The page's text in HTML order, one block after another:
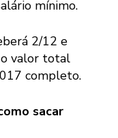
mínimo.
2/12 e
o valor total
completo.
sacar